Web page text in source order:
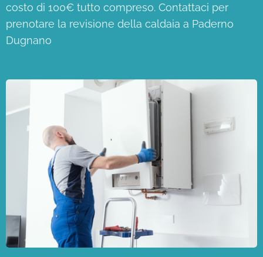
costo di 100€ tutto compreso. Contattaci per
prenotare la revisione della caldaia a Paderno
Dugnano